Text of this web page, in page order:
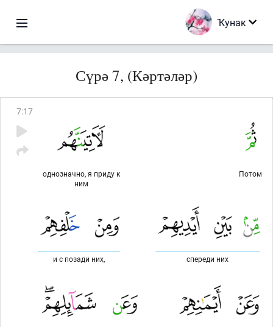
Ҡунак
Сүрә 7, (Кәртәләр)
7:17
Потом
однозначно, я приду к
ним
спереди них
и с позади них,